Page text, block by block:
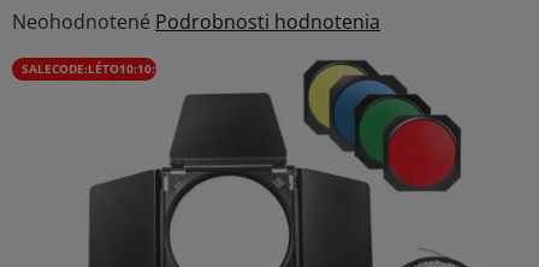
Priemerné
hodnotenie
produktu
Neohodnotené Podrobnosti hodnotenia
SALECODE:LÉTO10:10:%